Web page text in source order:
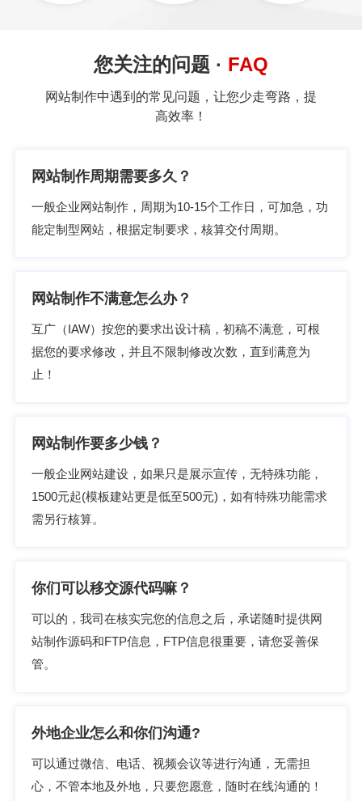
您关注的问题 · FAQ
网站制作中遇到的常见问题，让您少走弯路，提
高效率！
网站制作周期需要多久？
一般企业网站制作，周期为10-15个工作日，可加急，功
能定制型网站，根据定制要求，核算交付周期。
网站制作不满意怎么办？
互广（IAW）按您的要求出设计稿，初稿不满意，可根
据您的要求修改，并且不限制修改次数，直到满意为
止！
网站制作要多少钱？
一般企业网站建设，如果只是展示宣传，无特殊功能，
1500元起(模板建站更是低至500元)，如有特殊功能需求
需另行核算。
你们可以移交源代码嘛？
可以的，我司在核实完您的信息之后，承诺随时提供网
站制作源码和FTP信息，FTP信息很重要，请您妥善保
管。
外地企业怎么和你们沟通?
可以通过微信、电话、视频会议等进行沟通，无需担
心，不管本地及外地，只要您愿意，随时在线沟通的！